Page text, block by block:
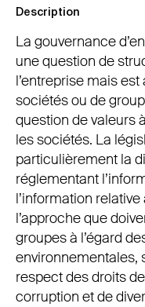
matière de
Développements
Board, 17 novembre
Thierry Tilquin, « La
groupes de sociétés
évolution : les
journée du juriste
Bruxelles, Bruylant
57 et s.
Description
La gouvernance
une question de
l’entreprise mais
sociétés ou de
question de valeurs
les sociétés. La
particulièrement la
réglementant
l’information
l’approche que
groupes à l’égard
environnementales,
respect des droits
corruption et de